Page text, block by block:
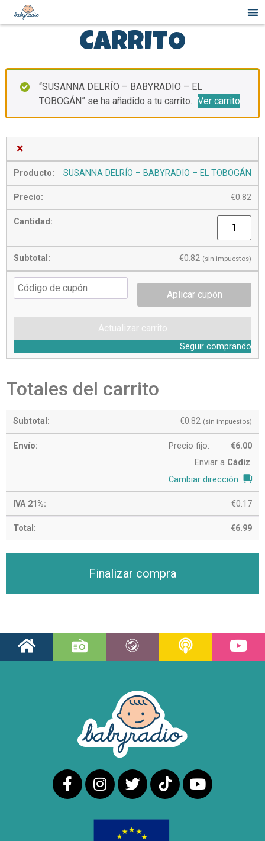
CARRITO
“SUSANNA DELRÍO – BABYRADIO – EL
TOBOGÁN” se ha añadido a tu carrito. Ver carrito
×
SUSANNA DELRÍO – BABYRADIO – EL TOBOGÁN
€0.82
€0.82 (sin impuestos)
Aplicar cupón
Actualizar carrito
Seguir comprando
Totales del carrito
€0.82 (sin impuestos)
Precio fijo: €6.00
Enviar a Cádiz.
Cambiar dirección
€0.17
€6.99
Finalizar compra